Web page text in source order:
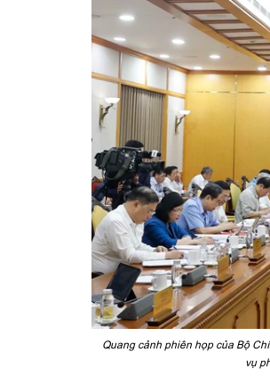
Quang cảnh phiên họp của Bộ
vụ